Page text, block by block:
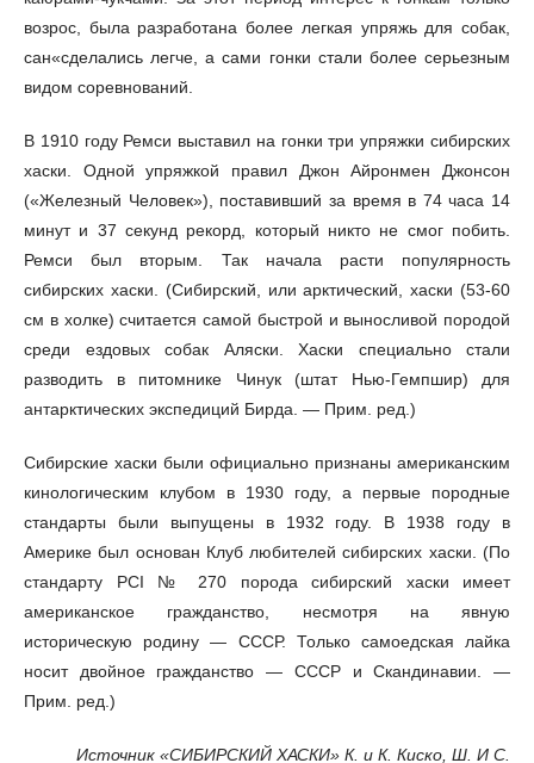
возрос, была разработана более легкая упряжь для собак,
сан«сделались легче, а сами гонки стали более серьезным
видом соревнований.
В 1910 году Ремси выставил на гонки три упряжки сибирских
хаски. Одной упряжкой правил Джон Айронмен Джонсон
(«Железный Человек»), поставивший за время в 74 часа 14
минут и 37 секунд рекорд, который никто не смог побить.
Ремси был вторым. Так начала расти популярность
сибирских хаски. (Сибирский, или арктический, хаски (53-60
см в холке) считается самой быстрой и выносливой породой
среди ездовых собак Аляски. Хаски специально стали
разводить в питомнике Чинук (штат Нью-Гемпшир) для
антарктических экспедиций Бирда. — Прим. ред.)
Сибирские хаски были официально признаны американским
кинологическим клубом в 1930 году, а первые породные
стандарты были выпущены в 1932 году. В 1938 году в
Америке был основан Клуб любителей сибирских хаски. (По
стандарту PCI № 270 порода сибирский хаски имеет
американское гражданство, несмотря на явную
историческую родину — СССР. Только самоедская лайка
носит двойное гражданство — СССР и Скандинавии. —
Прим. ред.)
Источник «СИБИРСКИЙ ХАСКИ» К. и К. Киско, Ш. И С.